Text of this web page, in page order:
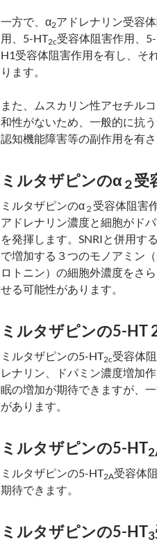
一方で、α2アドレナリン受容
用、5-HT2c受容体阻害作用、
H1受容体阻害作用を有し、そ
ります。
また、ムスカリン性アセチル
和性がないため、一般的に抗
認知機能障害等の副作用を有
ミルタザピンのα ２ 受
ミルタザピンのα ２ 受容体阻害
アドレナリン濃度と細胞がド
を発揮します。SNRIと併用す
で増加する３つのモノアミン
ロトニン）の細胞外濃度をさ
せる可能性があります。
ミルタザピンの5-HT
ミルタザピンの5-HT2c受容体
レナリン、ドパミン濃度増加
眠の増加が期待できますが、
があります。
ミルタザピンの5-HT
ミルタザピンの5-HT2A受容体
期待できます。
ミルタザピンの5-HT3